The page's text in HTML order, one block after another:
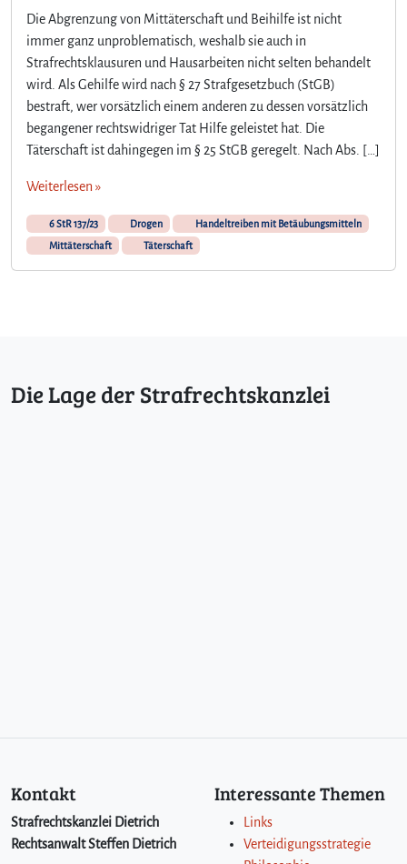
Die Abgrenzung von Mittäterschaft und Beihilfe ist nicht
immer ganz unproblematisch, weshalb sie auch in
Strafrechtsklausuren und Hausarbeiten nicht selten behandelt
wird. Als Gehilfe wird nach § 27 Strafgesetzbuch (StGB)
bestraft, wer vorsätzlich einem anderen zu dessen vorsätzlich
begangener rechtswidriger Tat Hilfe geleistet hat. Die
Täterschaft ist dahingegen im § 25 StGB geregelt. Nach Abs. […]
Weiterlesen »
6 StR 137/23 Drogen
Handeltreiben mit Betäubungsmitteln
Mittäterschaft
Täterschaft
Die Lage der Strafrechtskanzlei
Kontakt
Strafrechtskanzlei Dietrich
Rechtsanwalt Steffen Dietrich
Interessante Themen
Links
Verteidigungsstrategie